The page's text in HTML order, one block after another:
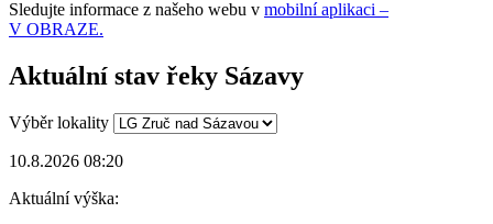
Sledujte informace z našeho webu v mobilní aplikaci –
V OBRAZE.
Aktuální stav řeky Sázavy
Výběr lokality
10.8.2026 08:20
Aktuální výška: